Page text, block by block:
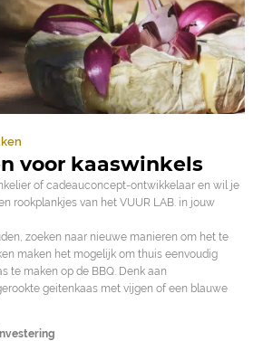
voor kaaswinkels
of cadeauconcept-ontwikkelaar en wil je
rookplankjes van het VUUR LAB. in jouw
zoeken naar nieuwe manieren om het te
maken het mogelijk om thuis eenvoudig
te maken op de BBQ. Denk aan
geitenkaas met vijgen of een blauwe